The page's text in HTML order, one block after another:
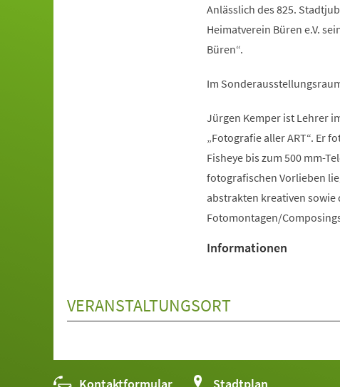
Anlässlich des 825.
Heimatverein Büren e.V.
Büren“.
Im
Jürgen Kemper ist Lehrer
„Fotografie aller ART“. Er
Fisheye bis zum 500 mm-
fotografischen Vorlieben
abstrakten kreativen
Fotomontagen/
Informationen
VERANSTALTUNGSORT